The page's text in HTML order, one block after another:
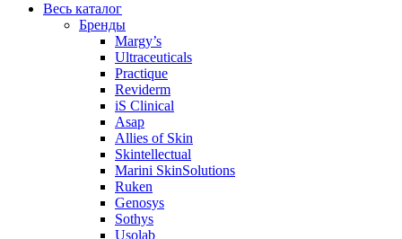
Весь каталог
Бренды
Margy’s
Ultraceuticals
Practique
Reviderm
iS Clinical
Asap
Allies of Skin
Skintellectual
Marini SkinSolutions
Ruken
Genosys
Sothys
Usolab